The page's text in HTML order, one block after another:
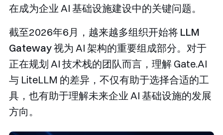
在成为企业 AI 基础设施建设中的关键问题。
截至2026年6月，越来越多组织开始将 LLM
Gateway视为 AI 架构的重要组成部分。对于
正在规划 AI 技术栈的团队而言，理解 Gate.AI
与 LiteLLM 的差异，不仅有助于选择合适的工
具，也有助于理解未来企业 AI 基础设施的发展
方向。